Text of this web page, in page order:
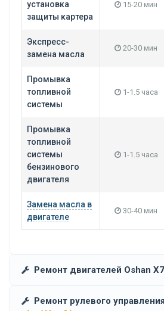
установка
защиты картера
15-20 мин
Экспресс-
замена масла
20-30 мин
Промывка
топливной
системы
1-1.5 часа
Промывка
топливной
системы
бензинового
двигателя
1-1.5 часа
Замена масла в
двигателе
30-40 мин
Ремонт двигателей Oshan X7
Ремонт рулевого